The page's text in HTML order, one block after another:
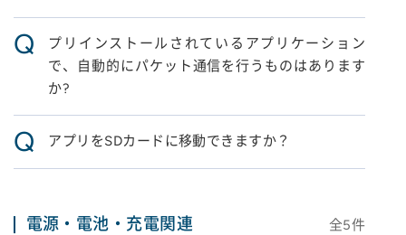
Q
プリインストールされているアプリケーション
で、自動的にパケット通信を行うものはあります
か?
Q アプリをSDカードに移動できますか？
電源・電池・充電関連 全5件